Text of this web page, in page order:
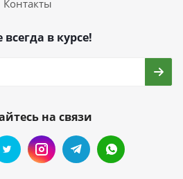
Контакты
всегда в курсе!
на связи